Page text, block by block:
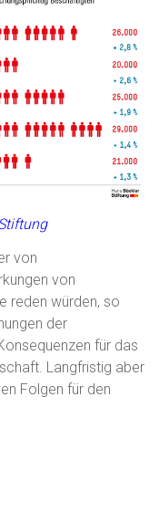
von
von
reden würden, so
der
für das
Langfristig aber
Folgen für den